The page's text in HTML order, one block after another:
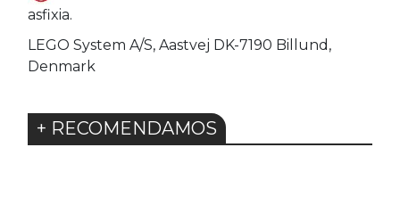
asfixia.
LEGO System A/S, Aastvej DK-7190 Billund,
Denmark
+ RECOMENDAMOS